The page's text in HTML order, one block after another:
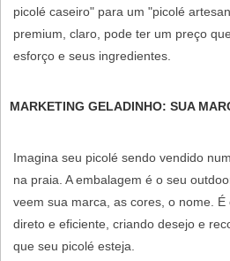
picolé caseiro" para um "picolé
premium, claro, pode ter um preço
esforço e seus ingredientes.
MARKETING GELADINHO: SUA
Imagina seu picolé sendo vendido
na praia. A embalagem é o seu
veem sua marca, as cores, o nome.
direto e eficiente, criando desejo e
que seu picolé esteja.